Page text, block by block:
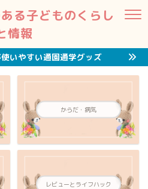
る子どものくらし
情報
いやすい通園通学グッズ
からだ・病気
レビューとライフハック